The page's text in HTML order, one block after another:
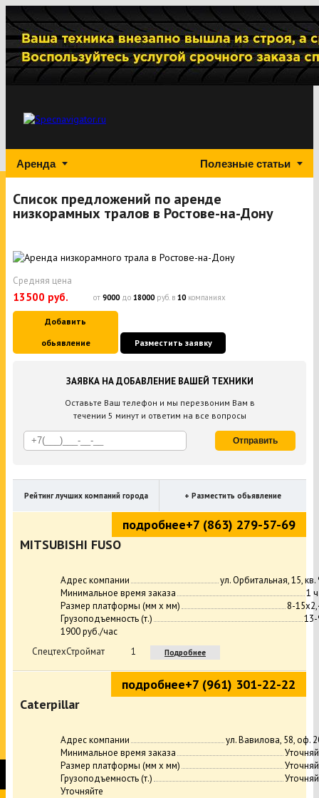
Аренда Полезные статьи
Список предложений по аренде
низкорамных тралов в Ростове-на-Дону
Средняя цена
13500 руб. от 9000до 18000руб. в 10компаниях
Добавить
обьявление
Разместить заявку
ЗАЯВКА НА ДОБАВЛЕНИЕ ВАШЕЙ ТЕХНИКИ
Оставьте Ваш телефон и мы перезвоним Вам в
течении 5 минут и ответим на все вопросы
Отправить
Рейтинг лучших компаний города + Разместить обьявление
MITSUBISHI FUSO
подробнее+7 (863) 279-57-69
Адрес компании
ул. Орбитальная, 15, кв.
Минимальное время заказа
1
Размер платформы (мм х мм)
8-
Грузоподъемность (т.)
1900 руб./час
СпецтехСтроймат
1 Подробнее
Caterpillar
подробнее+7 (961) 301-22-22
Адрес компании
ул. Вавилова, 58, оф.
Минимальное время заказа
Размер платформы (мм х мм)
Грузоподъемность (т.)
Уточняйте